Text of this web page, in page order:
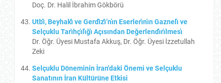
Doç. Dr. Halil İbrahim Gökbörü
Utbı̂, Beyhakı̂ ve Gerdı̂zı̂’nı̇n Eserlerı̇nı̇n Gaznelı̇ ve
Selçuklu Tarı̇hçı̇lı̇ğı̇ Açısından Değerlendı̇rı̇lmesı̇
Dr. Öğr. Üyesi Mustafa Akkuş, Dr. Öğr. Üyesi İzzetullah
Zeki
Selçuklu Döneminin İran'daki Önemi ve Selçuklu
Sanatının İran Kültürüne Etkisi